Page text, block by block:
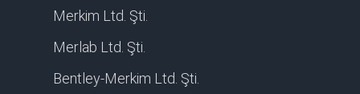
Merkim Ltd. Şti.
Merlab Ltd. Şti.
Bentley-Merkim Ltd. Şti.